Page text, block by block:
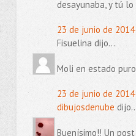
desayunaba, y tú
23 de junio de
Fisuelina dijo...
Moli en estado
23 de junio de
dibujosdenube
Buenísimo!! Un